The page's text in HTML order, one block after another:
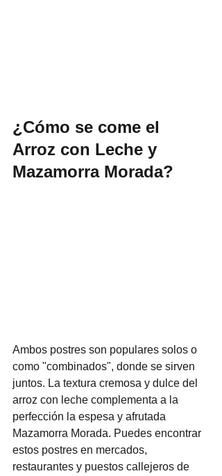
¿Cómo se come el
Arroz con Leche y
Mazamorra Morada?
Ambos postres son populares solos o
como "combinados", donde se sirven
juntos. La textura cremosa y dulce del
arroz con leche complementa a la
perfección la espesa y afrutada
Mazamorra Morada. Puedes encontrar
estos postres en mercados,
restaurantes y puestos callejeros de